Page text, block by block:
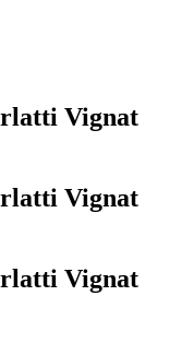
Vignat
Vignat
Vignat